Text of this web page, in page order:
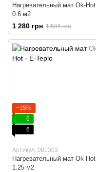
Нагревательный мат Ok-Hot
0.6 м2
1 280 грн 1 506 грн
−15%
6
6
Артикул: 001303
Нагревательный мат Ok-Hot
1.25 м2